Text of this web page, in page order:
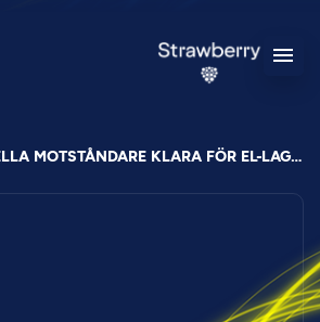
POTENTIELLA MOTSTÅNDARE KLARA FÖR EL-LAGEN